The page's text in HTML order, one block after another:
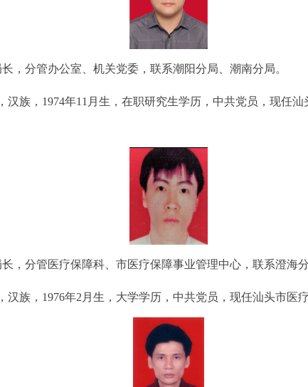
，分管办公室、机关党委，联系潮阳分局、潮南分局。
汉族，1974年11月生，在职研究生学历，中共党员，现任汕
，分管医疗保障科、市医疗保障事业管理中心，联系澄海分
汉族，1976年2月生，大学学历，中共党员，现任汕头市医